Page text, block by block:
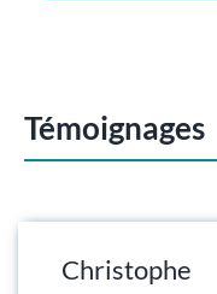
Témoignages
Christophe